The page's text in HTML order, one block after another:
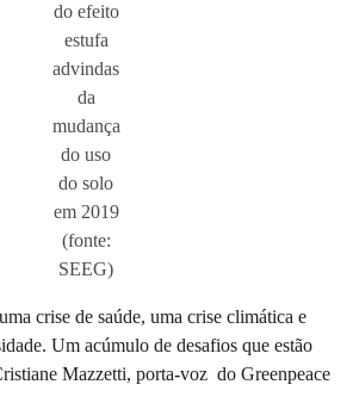
do efeito
estufa
advindas
da
mudança
do uso
do solo
em 2019
(fonte:
SEEG)
crise de saúde, uma crise climática e
Um acúmulo de desafios que estão
Mazzetti, porta-voz do Greenpeace